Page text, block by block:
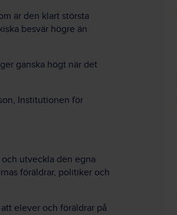
är den klart största
besvär högre än
ganska högt när det
Institutionen för
utveckla den egna
föräldrar, politiker och
elever och föräldrar på